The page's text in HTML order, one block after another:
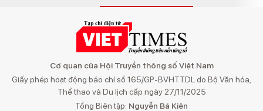
Cơ quan của Hội Truyền thông số Việt Nam
Giấy phép hoạt động báo chí số 165/GP-BVHTTDL do Bộ Văn hóa,
Thể thao và Du lịch cấp ngày 27/11/2025
Tổng Biên tập: Nguyễn Bá Kiên